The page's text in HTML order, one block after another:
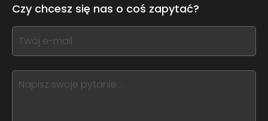
this
form
field
blank
Czy chcesz się nas o coś zapytać?
If
you
this,
leave